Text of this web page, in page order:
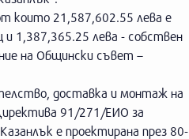
които 21,587,602.55 лева е
1,387,365.25 лева - собствен
на Общински съвет –
доставка и монтаж на
91/271/ЕИО за
е проектирана през 80-